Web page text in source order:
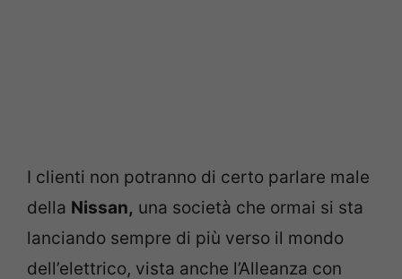
I clienti non potranno di certo parlare male
della Nissan, una società che ormai si sta
lanciando sempre di più verso il mondo
dell’elettrico, vista anche l’Alleanza con